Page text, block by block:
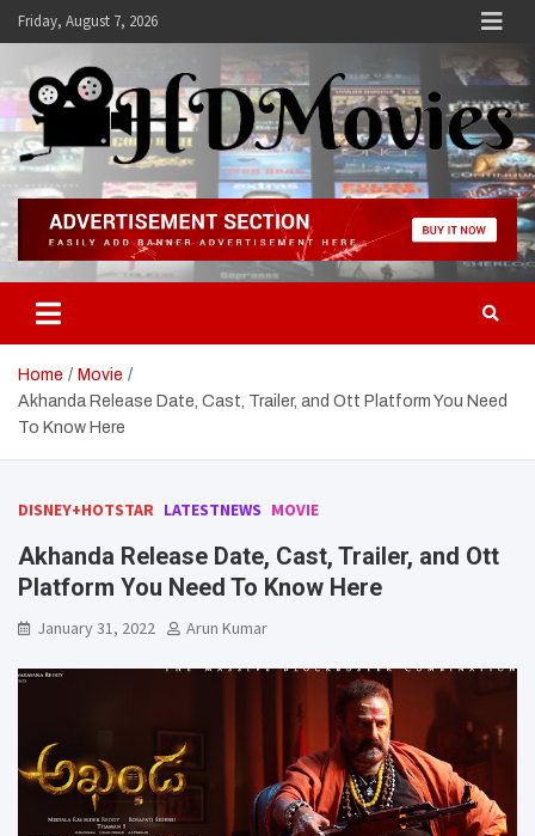
SkipFriday, August 7, 2026
Hdmovies
Home
Movie
Akhanda Release Date, Cast, Trailer, and Ott Platform You Need
To Know Here
DISNEY+HOTSTAR LATESTNEWS MOVIE
Akhanda Release Date, Cast, Trailer, and Ott
Platform You Need To Know Here
January 31, 2022 Arun Kumar